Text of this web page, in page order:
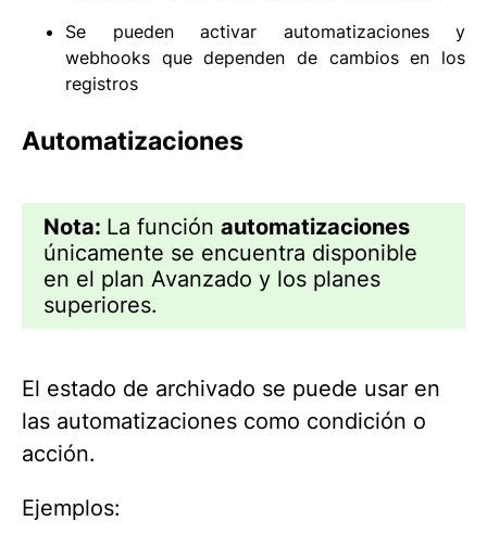
Se pueden activar automatizaciones y
webhooks que dependen de cambios en los
registros
Automatizaciones
Nota: La función automatizaciones
únicamente se encuentra disponible
en el plan Avanzado y los planes
superiores.
El estado de archivado se puede usar en
las automatizaciones como condición o
acción.
Ejemplos: